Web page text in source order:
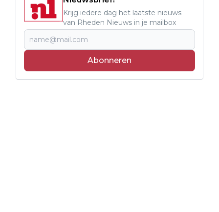
Krijg iedere dag het laatste nieuws
van Rheden Nieuws in je mailbox
Abonneren